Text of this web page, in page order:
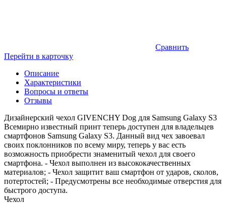
Сравнить
Перейти в карточку
Описание
Характеристики
Вопросы и ответы
Отзывы
Дизайнерский чехол GIVENCHY Dog для Samsung Galaxy S3
Всемирно известный принт теперь доступен для владельцев
смартфонов Samsung Galaxy S3. Данный вид чех завоевал
своих поклонников по всему миру, теперь у вас есть
возможность приобрести знаменитый чехол для своего
смартфона. - Чехол выполнен из высококачественных
материалов; - Чехол защитит ваш смартфон от ударов, сколов,
потертостей; - Предусмотрены все необходимые отверстия для
быстрого доступа.
Чехол